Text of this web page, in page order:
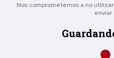
Nos comprometemos a no
enviar